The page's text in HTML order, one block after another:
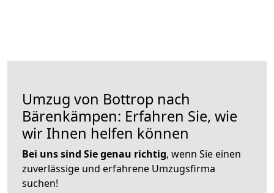
Umzug von Bottrop nach
Bärenkämpen: Erfahren Sie, wie
wir Ihnen helfen können
Bei uns sind Sie genau richtig, wenn Sie einen
zuverlässige und erfahrene Umzugsfirma
suchen!